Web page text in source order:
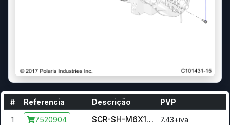
# Referencia Descrição PVP
1 7520904 SCR-SH-M6X1.0X14,12.9 7.43+iva